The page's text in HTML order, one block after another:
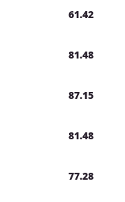
61.42
81.48
87.15
81.48
77.28